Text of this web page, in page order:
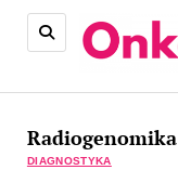
Radiogenomika
DIAGNOSTYKA